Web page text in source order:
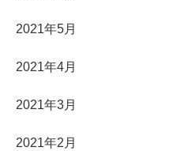
2021年5月
2021年4月
2021年3月
2021年2月